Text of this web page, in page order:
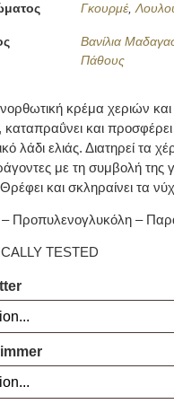
Γκουρμέ,
Βανίλια
Πάθους
κρέμα χεριών
και προσφέρει
λάδι ελιάς. Διατηρεί τα
με τη συμβολή της
και σκληραίνει τα
Προπυλενογλυκόλη –
TESTED